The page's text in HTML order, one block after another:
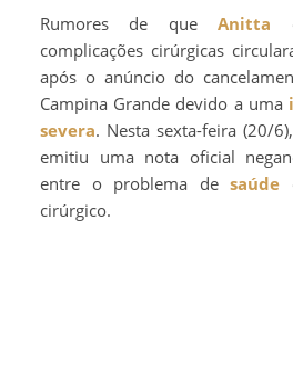
Rumores de queAnitta
complicações cirúrgicas
após o anúncio do
Campina Grande devido a uma
severa. Nesta sexta-feira (20/
emitiu uma nota oficial
entre o problema desaúde
cirúrgico.